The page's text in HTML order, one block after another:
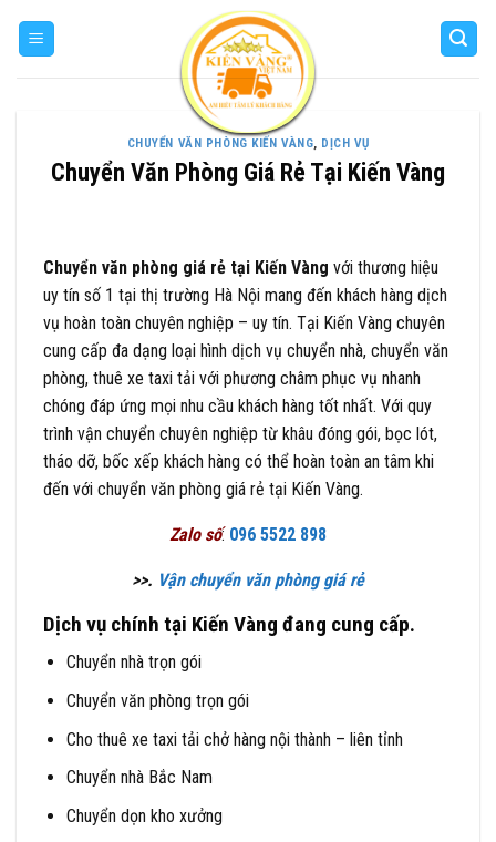
CHUYỂN VĂN PHÒNG KIẾN VÀNG, DỊCH VỤ
Chuyển Văn Phòng Giá Rẻ Tại Kiến Vàng
Chuyển văn phòng giá rẻ tại Kiến Vàng với thương hiệu
uy tín số 1 tại thị trường Hà Nội mang đến khách hàng dịch
vụ hoàn toàn chuyên nghiệp – uy tín. Tại Kiến Vàng chuyên
cung cấp đa dạng loại hình dịch vụ chuyển nhà, chuyển văn
phòng, thuê xe taxi tải với phương châm phục vụ nhanh
chóng đáp ứng mọi nhu cầu khách hàng tốt nhất. Với quy
trình vận chuyển chuyên nghiệp từ khâu đóng gói, bọc lót,
tháo dỡ, bốc xếp khách hàng có thể hoàn toàn an tâm khi
đến với chuyển văn phòng giá rẻ tại Kiến Vàng.
Zalo số:096 5522 898
>>. Vận chuyển văn phòng giá rẻ
Dịch vụ chính tại Kiến Vàng đang cung cấp.
Chuyển nhà trọn gói
Chuyển văn phòng trọn gói
Cho thuê xe taxi tải chở hàng nội thành – liên tỉnh
Chuyển nhà Bắc Nam
Chuyển dọn kho xưởng